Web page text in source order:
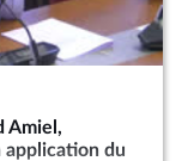
Amiel,
du